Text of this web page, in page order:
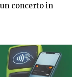
concerto in